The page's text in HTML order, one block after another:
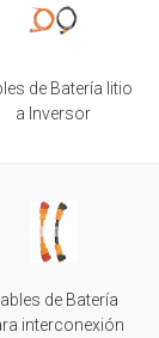
de Batería litio
a Inversor
de Batería
interconexión